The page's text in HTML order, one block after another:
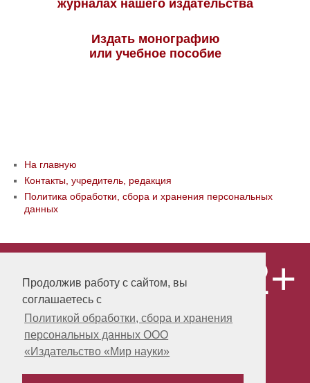
Продолжив работу с сайтом, вы
соглашаетесь с
Политикой обработки, сбора и хранения
персональных данных ООО
«Издательство «Мир науки»
журналах нашего издательства
Издать монографию
или учебное пособие
На главную
Контакты, учредитель, редакция
Политика обработки, сбора и хранения персональных
данных
«Publishing company «World of science»,
LLC Материалы, размещенные на сайте,
охраняются Законом о защите авторских
прав. Публикация любых материалов
этого сайта запрещена без
предварительного согласования с
издательством. Авторские права на
публикации принадлежат их авторам.
12+